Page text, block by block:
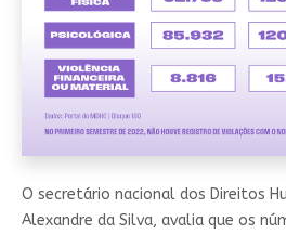
O secretário nacional dos Direitos
Alexandre da Silva, avalia que os